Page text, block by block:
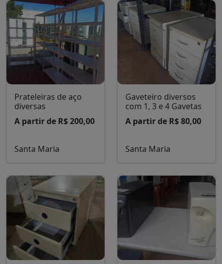
Prateleiras de aço
diversas
A partir de R$ 200,00
Santa Maria
Gaveteiro diversos
com 1, 3 e 4 Gavetas
A partir de R$ 80,00
Santa Maria